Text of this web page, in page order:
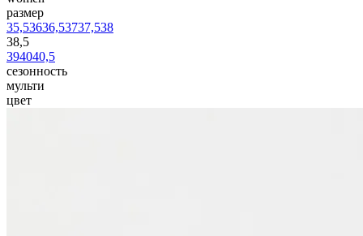
размер
35,53636,53737,538
38,5
394040,5
сезонность
мульти
цвет